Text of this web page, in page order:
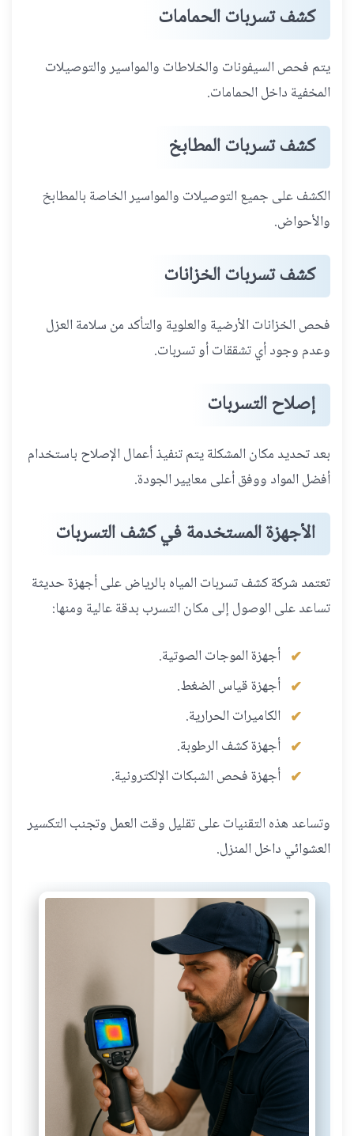
كشف تسربات الحمامات
يتم فحص السيفونات والخلاطات والمواسير والتوصيلات
المخفية داخل الحمامات.
كشف تسربات المطابخ
الكشف على جميع التوصيلات والمواسير الخاصة بالمطابخ
والأحواض.
كشف تسربات الخزانات
فحص الخزانات الأرضية والعلوية والتأكد من سلامة العزل
وعدم وجود أي تشققات أو تسربات.
إصلاح التسربات
بعد تحديد مكان المشكلة يتم تنفيذ أعمال الإصلاح باستخدام
أفضل المواد ووفق أعلى معايير الجودة.
الأجهزة المستخدمة في كشف التسربات
تعتمد شركة كشف تسربات المياه بالرياض على أجهزة حديثة
تساعد على الوصول إلى مكان التسرب بدقة عالية ومنها:
أجهزة الموجات الصوتية.
أجهزة قياس الضغط.
الكاميرات الحرارية.
أجهزة كشف الرطوبة.
أجهزة فحص الشبكات الإلكترونية.
وتساعد هذه التقنيات على تقليل وقت العمل وتجنب التكسير
العشوائي داخل المنزل.